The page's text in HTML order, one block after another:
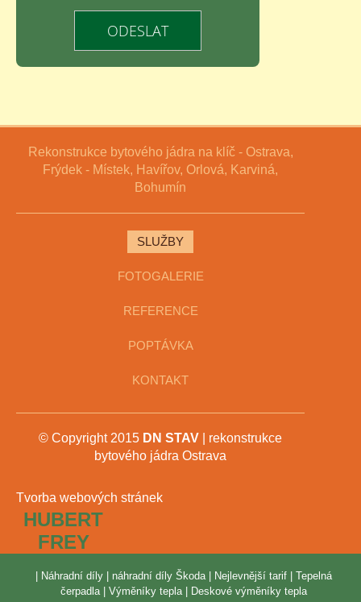
Rekonstrukce bytového jádra na klíč - Ostrava,
Frýdek - Místek, Havířov, Orlová, Karviná,
Bohumín
SLUŽBY
FOTOGALERIE
REFERENCE
POPTÁVKA
KONTAKT
© Copyright 2015 DN STAV | rekonstrukce
bytového jádra Ostrava
Tvorba webových stránek
HUBERT
FREY
Náhradní díly| náhradní díly Škoda| Nejlevnější tarif| Tepelná
čerpadla| Výměníky tepla| Deskové výměníky tepla